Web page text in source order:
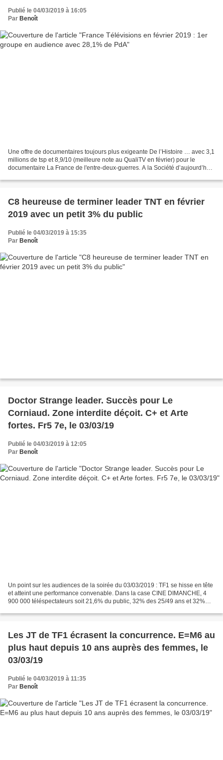
Publié le 04/03/2019 à 16:05
Par Benoît
Une offre de documentaires toujours plus exigeante De l’Histoire … avec 3,1
millions de tsp et 8,9/10 (meilleure note au QualiTV en février) pour le
documentaire La France de l'entre-deux-guerres. A la Société d’aujourd’hui
C8 heureuse de terminer leader TNT en février
2019 avec un petit 3% du public
Publié le 04/03/2019 à 15:35
Par Benoît
Doctor Strange leader. Succès pour Le
Corniaud. Zone interdite déçoit. C+ et Arte
fortes. Fr5 7e, le 03/03/19
Publié le 04/03/2019 à 12:05
Par Benoît
Un point sur les audiences de la soirée du 03/03/2019 : TF1 se hisse en tête
et atteint une performance convenable. Dans la case CINE DIMANCHE, 4
900 000 téléspectateurs soit 21,6% du public, 32% des 25/49 ans et 32%
Les JT de TF1 écrasent la concurrence. E=M6 au
plus haut depuis 10 ans auprès des femmes, le
03/03/19
Publié le 04/03/2019 à 11:35
Par Benoît